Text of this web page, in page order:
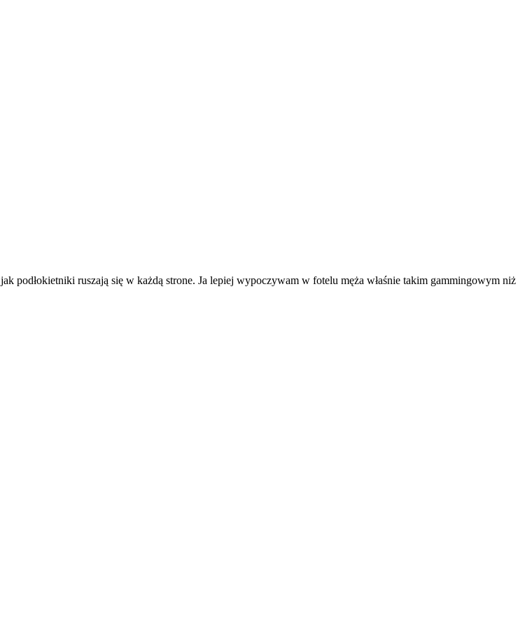
podłokietniki ruszają się w każdą strone. Ja lepiej wypoczywam w fotelu męża właśnie takim gammingowym niż